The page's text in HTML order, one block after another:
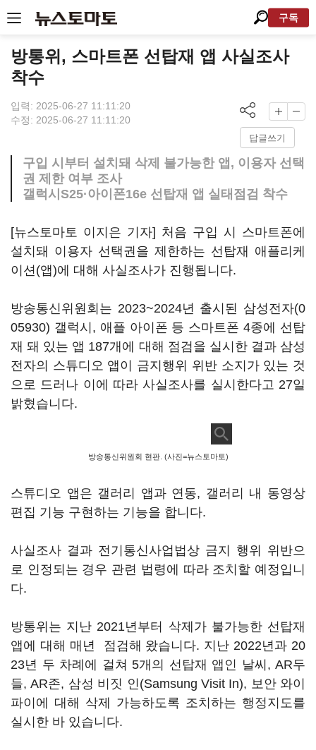
구독
방통위, 스마트폰 선탑재 앱 사실조사
착수
입력: 2025-06-27 11:11:20
수정: 2025-06-27 11:11:20
답글쓰기
구입 시부터 설치돼 삭제 불가능한 앱, 이용자 선택
권 제한 여부 조사
갤럭시S25·아이폰16e 선탑재 앱 실태점검 착수
[뉴스토마토 이지은 기자] 처음 구입 시 스마트폰에
설치돼 이용자 선택권을 제한하는 선탑재 애플리케
이션(앱)에 대해 사실조사가 진행됩니다.
방송통신위원회는 2023~2024년 출시된 삼성전자(0
05930) 갤럭시, 애플 아이폰 등 스마트폰 4종에 선탑
재 돼 있는 앱 187개에 대해 점검을 실시한 결과 삼성
전자의 스튜디오 앱이 금지행위 위반 소지가 있는 것
으로 드러나 이에 따라 사실조사를 실시한다고 27일
밝혔습니다.
방송통신위원회 현판. (사진=뉴스토마토)
스튜디오 앱은 갤러리 앱과 연동, 갤러리 내 동영상
편집 기능 구현하는 기능을 합니다.
사실조사 결과 전기통신사업법상 금지 행위 위반으
로 인정되는 경우 관련 법령에 따라 조치할 예정입니
다.
방통위는 지난 2021년부터 삭제가 불가능한 선탑재
앱에 대해 매년 점검해 왔습니다. 지난 2022년과 20
23년 두 차례에 걸쳐 5개의 선탑재 앱인 날씨, AR두
들, AR존, 삼성 비짓 인(Samsung Visit In), 보안 와이
파이에 대해 삭제 가능하도록 조치하는 행정지도를
실시한 바 있습니다.